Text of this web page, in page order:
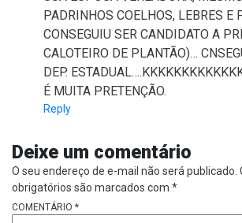
PADRINHOS COELHOS, LEBRES E
CONSEGUIU SER CANDIDATO A
CALOTEIRO DE PLANTÃO)…
DEP.
É MUITA PRETENÇÃO.
Reply
Deixe um comentário
O seu endereço de e-mail não será publicado.
obrigatórios são marcados com *
COMENTÁRIO *